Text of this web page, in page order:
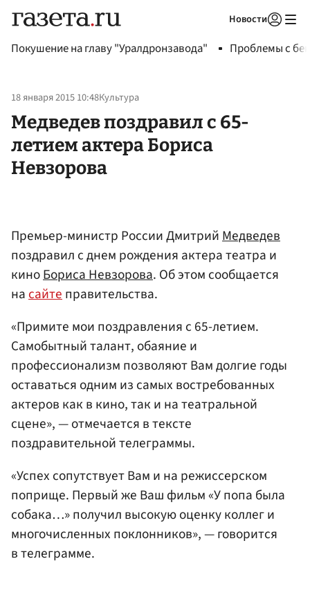
Новости
Покушение на главу "Уралдронзавода" Проблемы с
18 января 2015 10:48Культура
Медведев поздравил с 65-
летием актера Бориса
Невзорова
Премьер-министр России ДмитрийМедведев
поздравил с днем рождения актера театра и
киноБориса Невзорова. Об этом сообщается
насайтеправительства.
«Примите мои поздравления с 65-летием.
Самобытный талант, обаяние и
профессионализм позволяют Вам долгие годы
оставаться одним из самых востребованных
актеров как в кино, так и на театральной
сцене», — отмечается в тексте
поздравительной телеграммы.
«Успех сопутствует Вам и на режиссерском
поприще. Первый же Ваш фильм «У попа была
собака…» получил высокую оценку коллег и
многочисленных поклонников», — говорится
в телеграмме.